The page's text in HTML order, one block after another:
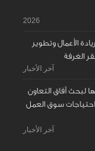
2026
الأعمال وتطوير
الغرفة
آخر الأخبار
لبحث آفاق التعاون
سوق العمل
آخر الأخبار